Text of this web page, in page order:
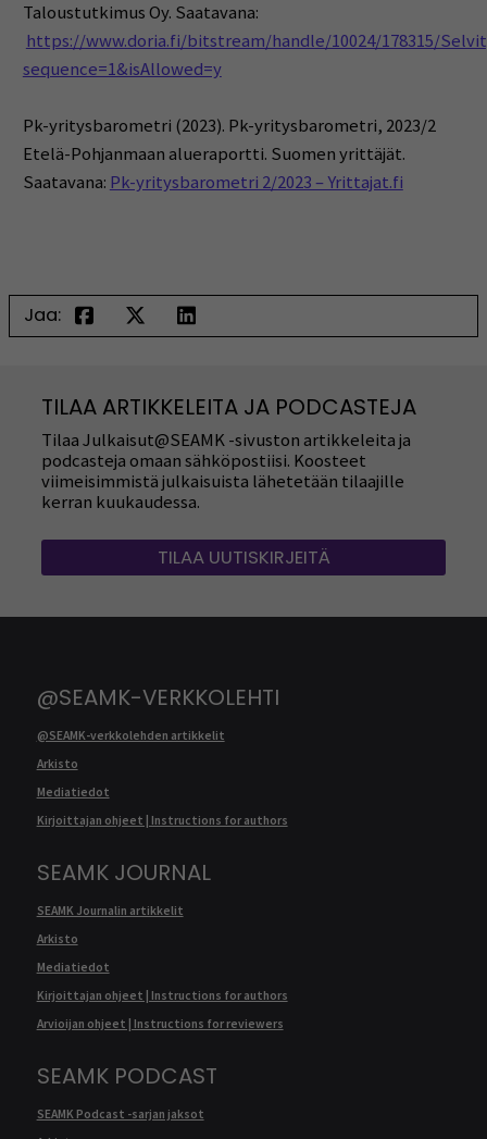
Taloustutkimus Oy. Saatavana:
https://www.doria.fi/bitstream/handle/10024/178315/
sequence=1&isAllowed=y
Pk-yritysbarometri (2023). Pk-yritysbarometri, 2023/2
Etelä-Pohjanmaan alueraportti. Suomen yrittäjät.
Saatavana: Pk-yritysbarometri 2/2023 – Yrittajat.fi
Jaa:
TILAA ARTIKKELEITA JA PODCASTEJA
Tilaa Julkaisut@SEAMK -sivuston artikkeleita ja
podcasteja omaan sähköpostiisi. Koosteet
viimeisimmistä julkaisuista lähetetään tilaajille
kerran kuukaudessa.
TILAA UUTISKIRJEITÄ
@SEAMK-VERKKOLEHTI
@SEAMK-verkkolehden artikkelit
Arkisto
Mediatiedot
Kirjoittajan ohjeet | Instructions for authors
SEAMK JOURNAL
SEAMK Journalin artikkelit
Arkisto
Mediatiedot
Kirjoittajan ohjeet | Instructions for authors
Arvioijan ohjeet | Instructions for reviewers
SEAMK PODCAST
SEAMK Podcast -sarjan jaksot